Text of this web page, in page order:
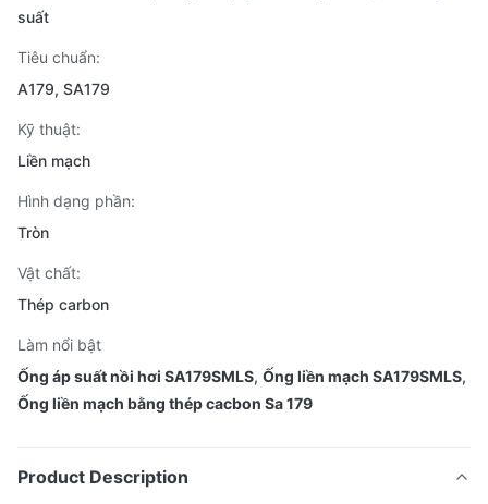
suất
Tiêu chuẩn:
A179, SA179
Kỹ thuật:
Liền mạch
Hình dạng phần:
Tròn
Vật chất:
Thép carbon
Làm nổi bật
Ống áp suất nồi hơi SA179SMLS, Ống liền mạch SA179SMLS,
Ống liền mạch bằng thép cacbon Sa 179
Product Description